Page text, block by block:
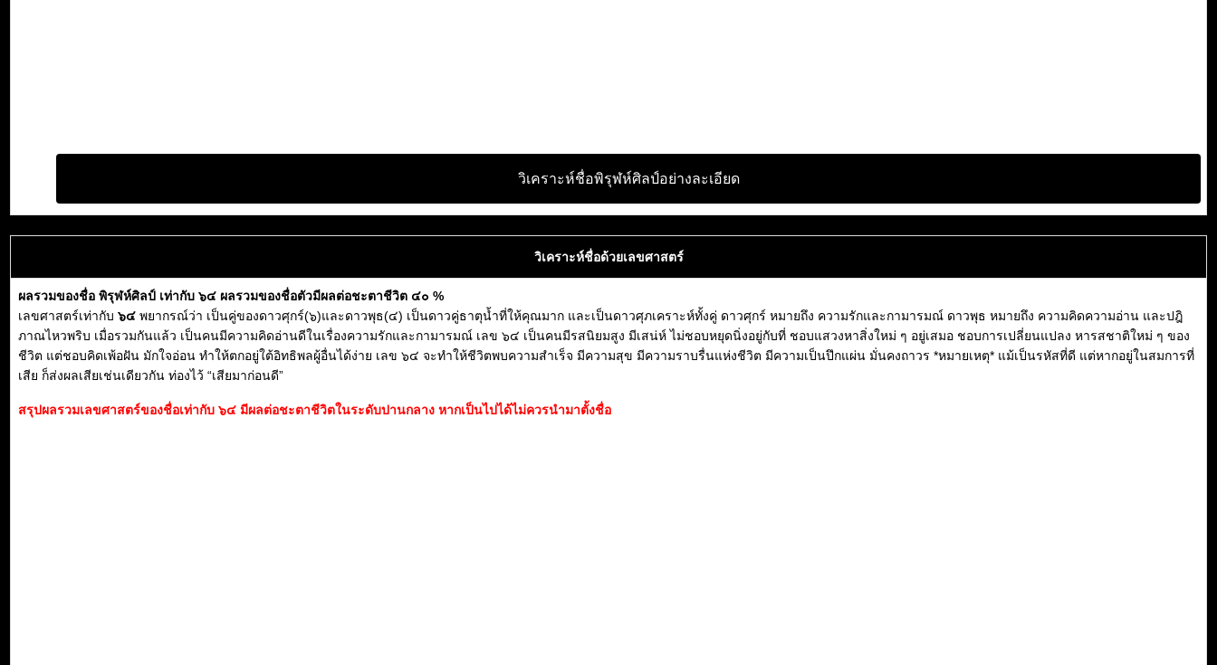
วิเคราะห์ชื่อพิรุฬห์ศิลป์อย่างละเอียด
วิเคราะห์ชื่อด้วยเลขศาสตร์
ผลรวมของชื่อ พิรุฬห์ศิลป์ เท่ากับ ๖๔ ผลรวมของชื่อตัวมีผลต่อชะตาชีวิต ๔๐ %
เลขศาสตร์เท่ากับ ๖๔ พยากรณ์ว่า เป็นคู่ของดาวศุกร์(๖)และดาวพุธ(๔) เป็นดาวคู่ธาตุน้ำที่ให้คุณมาก และเป็นดาวศุภเคราะห์ทั้งคู่ ดาวศุกร์ หมายถึง ความรักและกามารมณ์ ดาวพุธ หมายถึง ความคิดความอ่าน และปฎิ
ภาณไหวพริบ เมื่อรวมกันแล้ว เป็นคนมีความคิดอ่านดีในเรื่องความรักและกามารมณ์ เลข ๖๔ เป็นคนมีรสนิยมสูง มีเสน่ห์ ไม่ชอบหยุดนิ่งอยู่กับที่ ชอบแสวงหาสิ่งใหม่ ๆ อยู่เสมอ ชอบการเปลี่ยนแปลง หารสชาติใหม่ ๆ ของ
ชีวิต แต่ชอบคิดเพ้อฝัน มักใจอ่อน ทำให้ตกอยู่ใต้อิทธิพลผู้อื่นได้ง่าย เลข ๖๔ จะทำให้ชีวิตพบความสำเร็จ มีความสุข มีความราบรื่นแห่งชีวิต มีความเป็นปึกแผ่น มั่นคงถาวร *หมายเหตุ* แม้เป็นรหัสที่ดี แต่หากอยู่ในสมการที่
เสีย ก็ส่งผลเสียเช่นเดียวกัน ท่องไว้ “เสียมาก่อนดี”
สรุปผลรวมเลขศาสตร์ของชื่อเท่ากับ ๖๔ มีผลต่อชะตาชีวิตในระดับปานกลาง หากเป็นไปได้ไม่ควรนำมาตั้งชื่อ